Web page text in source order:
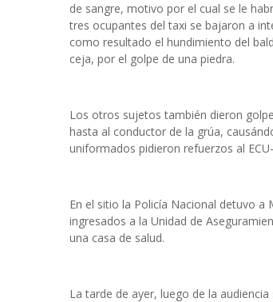
de sangre, motivo por el cual se le
tres ocupantes del taxi se bajaron a
como resultado el hundimiento del
ceja, por el golpe de una piedra.
Los otros sujetos también dieron
hasta al conductor de la grúa,
uniformados pidieron refuerzos al
En el sitio la Policía Nacional detuvo a
ingresados a la Unidad de
una casa de salud.
La tarde de ayer, luego de la